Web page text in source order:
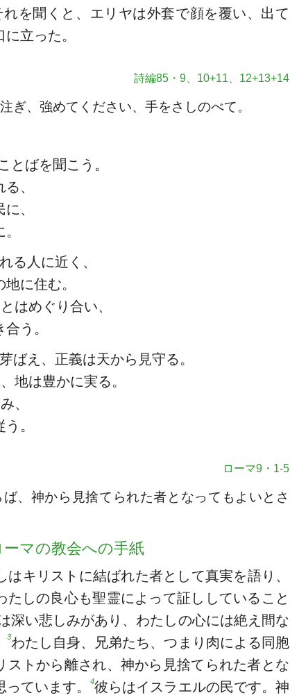
れを聞くと、エリヤは外套で顔を覆い、出て
立った。
詩編85・9、10+11、12+13+14
ぎ、強めてください、手をさしのべて。
とばを聞こう。
、
、
る人に近く、
に住む。
はめぐり合い、
う。
ばえ、正義は天から見守る。
地は豊かに実る。
、
。
ローマ9・1-5
、神から見捨てられた者となってもよいとさ
マの教会への手紙
はキリストに結ばれた者として真実を語り、
たしの良心も聖霊によって証ししていること
深い悲しみがあり、わたしの心には絶え間な
3わたし自身、兄弟たち、つまり肉による同胞
ストから離され、神から見捨てられた者とな
っています。4彼らはイスラエルの民です。神